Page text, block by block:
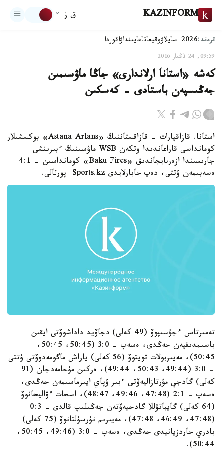
KAZINFORM ق ز
ترەند:2026-سايلاۋ وقيعاتاعايىنداۋاقوردا
09:59, 24 قاڭتار 2016
كەشە «استانا ارلاندارى» جاڭا ماۋسىمىن
جەڭىسپەن باستادى - كەسكىن
استانا. قازاقپارات - قازاقستاننىڭ «Astana Arlans» بوكسشىلار
كومانداسى قاراعاندىدا وتكەن WSB ماۋسىنىڭ ءبىرىنشى
جارىسىندا ازەربايجاندىق «Baku Fires» كومانداسىن - 4:1
ەسەبىمەن ۇتتى، دەپ حابارلايدى Sports.kz پورتالى.
تەمىرتاس ءجۇسىپوۆ (49 كەلى) دجاۆيد داداشوۆتى ايقىن
باسىمدىقپەن جەڭدى، ەسەپ - 3:0 (50:45، 50:45،
50:45)، مەيىربولات تويتوۆ (56 كەلى) ياراش ماگومەدوۆتى ۇتتى
- 3:0 (49:44، 50:43، 49:44)، ەركىن مۇحامەدجان (91
كەلى) گادجي مۋرتازاليەۆتى ءبىر ۇپاي ايىرماسىمەن جەڭدى،
ەسەپ - 2:1 (47:48، 49:46، 48:47)، اسحات ءۋاليحانوۆ
(64 كەلى) گايباتۋللا گادجيەۆتەن جەڭىلىپ قالدى - 0:3
(47:48، 46:49، 47:48)، مەيىرىم نۇرسۇلتانوۆ (75 كەلى)
بادري حاردزيانيدى جەڭدى، ەسەپ - 3:0 (49:46، 50:45،
50:44).